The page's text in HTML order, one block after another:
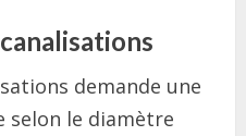
demande une
selon le diamètre